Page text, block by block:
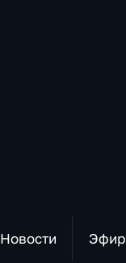
Новости Эфир